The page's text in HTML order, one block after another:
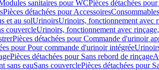
sanitaires pour WCPièces détachées
Pièces détachées pour AccessoiresConsommables
et au solUrinoirsUrinoirs, fonctionnement avec
couvercleUrinoirs, fonctionnement avec
Pièces détachées pour Commande d'urinoir
pour Pour commande d'urinoir intégrée
Pièces détachées pour Sans rebord de rinçage
sans eauSans couverclePièces détachées pour